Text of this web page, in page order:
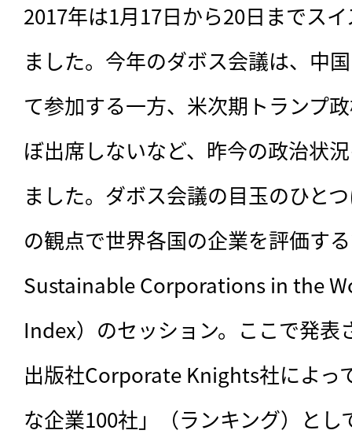
2017年は1月17日から20日までス
ました。今年のダボス会議は、中
て参加する一方、米次期トランプ
ぼ出席しないなど、昨今の政治状
ました。ダボス会議の目玉のひと
の観点で世界各国の企業を評価す
Sustainable Corporations in the
Index）のセッション。ここで発表
出版社Corporate Knights社によっ
な企業100社」（ランキング）とし